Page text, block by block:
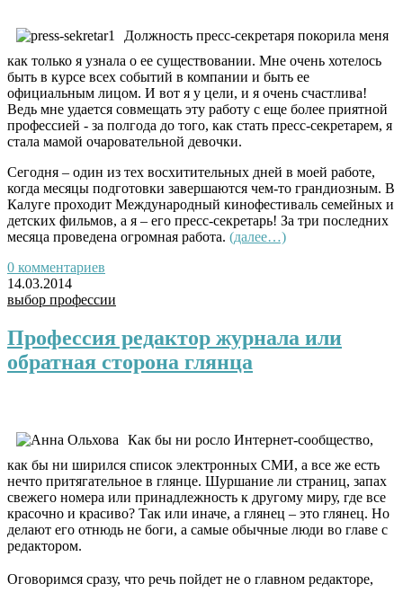
Должность пресс-секретаря покорила меня
как только я узнала о ее существовании. Мне очень хотелось
быть в курсе всех событий в компании и быть ее
официальным лицом. И вот я у цели, и я очень счастлива!
Ведь мне удается совмещать эту работу с еще более приятной
профессией - за полгода до того, как стать пресс-секретарем, я
стала мамой очаровательной девочки.
Сегодня – один из тех восхитительных дней в моей работе,
когда месяцы подготовки завершаются чем-то грандиозным. В
Калуге проходит Международный кинофестиваль семейных и
детских фильмов, а я – его пресс-секретарь! За три последних
месяца проведена огромная работа. (далее…)
0 комментариев
14.03.2014
выбор профессии
Профессия редактор журнала или
обратная сторона глянца
Как бы ни росло Интернет-сообщество,
как бы ни ширился список электронных СМИ, а все же есть
нечто притягательное в глянце. Шуршание ли страниц, запах
свежего номера или принадлежность к другому миру, где все
красочно и красиво? Так или иначе, а глянец – это глянец. Но
делают его отнюдь не боги, а самые обычные люди во главе с
редактором.
Оговоримся сразу, что речь пойдет не о главном редакторе,